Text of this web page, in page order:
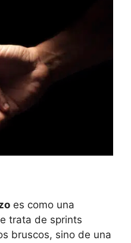
es como una
trata de sprints
bruscos,⁤ sino de una